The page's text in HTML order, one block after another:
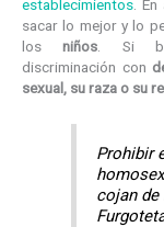
establecimientos .
sacar lo mejor y lo
losniños . Si
discriminación con
sexual, su raza o su
Prohibir
cojan de